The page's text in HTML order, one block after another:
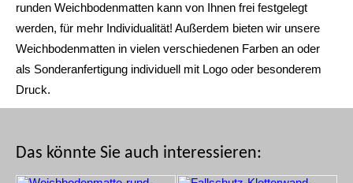
runden Weichbodenmatten kann von Ihnen frei festgelegt
werden, für mehr Individualität! Außerdem bieten wir unsere
Weichbodenmatten in vielen verschiedenen Farben an oder
als Sonderanfertigung individuell mit Logo oder besonderem
Druck.
Das könnte Sie auch interessieren: